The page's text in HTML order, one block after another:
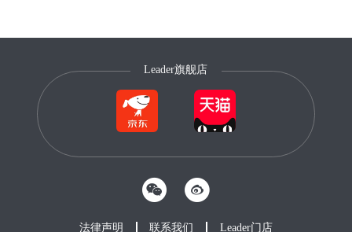
Leader旗舰店
法律声明 联系我们 Leader门店